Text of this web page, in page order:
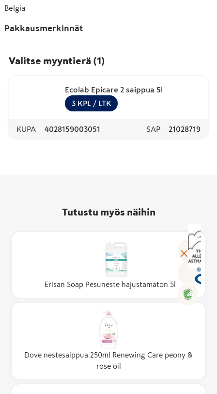
Belgia
Pakkausmerkinnät
Valitse myyntierä (1)
Ecolab Epicare 2 saippua 5l
3 KPL / LTK
KUPA 4028159003051 SAP 21028719
Tutustu myös näihin
Erisan Soap Pesuneste hajustamaton 5l
Dove nestesaippua 250ml Renewing Care peony &
rose oil